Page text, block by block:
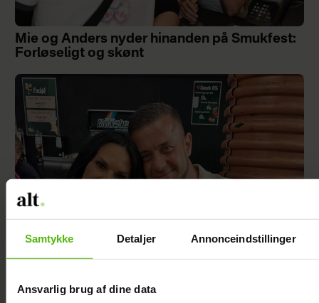
Samtykke Detaljer Annonceindstillinger
Ansvarlig brug af dine data
Mie og Anders nyder hinanden på Smukfest:
Forløseligt og skønt
Christel kæresten